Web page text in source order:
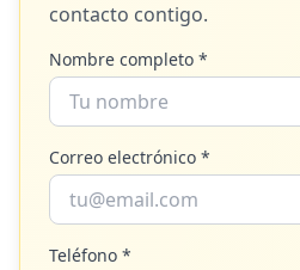
contacto contigo.
Nombre completo *
Correo electrónico *
Teléfono *